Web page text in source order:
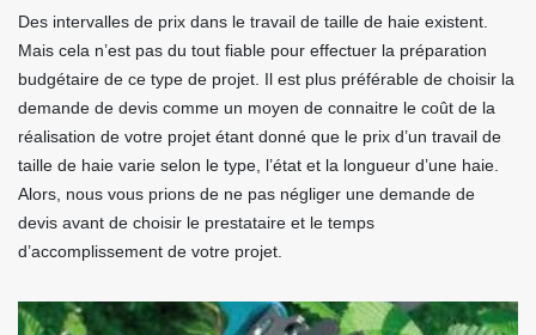
Des intervalles de prix dans le travail de taille de haie existent.
Mais cela n’est pas du tout fiable pour effectuer la préparation
budgétaire de ce type de projet. Il est plus préférable de choisir la
demande de devis comme un moyen de connaitre le coût de la
réalisation de votre projet étant donné que le prix d’un travail de
taille de haie varie selon le type, l’état et la longueur d’une haie.
Alors, nous vous prions de ne pas négliger une demande de
devis avant de choisir le prestataire et le temps
d’accomplissement de votre projet.